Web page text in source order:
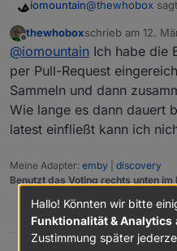
<value
</
        </value>
        <next>
</
iomountain@thewhobox
@iomountain
alle IDs als
👍 👍 👍 👍
funktioniert!
Kann man schon
in Serie gehen?
Für Anfänger wie mich: von Github
installieren:
https://
bei dem Adapter
Offline
thewhoboxschrieb am 12.
zuletzt editiert von
@iomountain Ich habe die
per Pull-Request
Sammeln und dann
Wie lange es dann dauert
latest einfließt kann ich
Meine Adapter: emby
discovery
Benutzt das Voting rechts unten
Hallo! Könnten wir bitte
Funktionalität & Analytics
Zustimmung später